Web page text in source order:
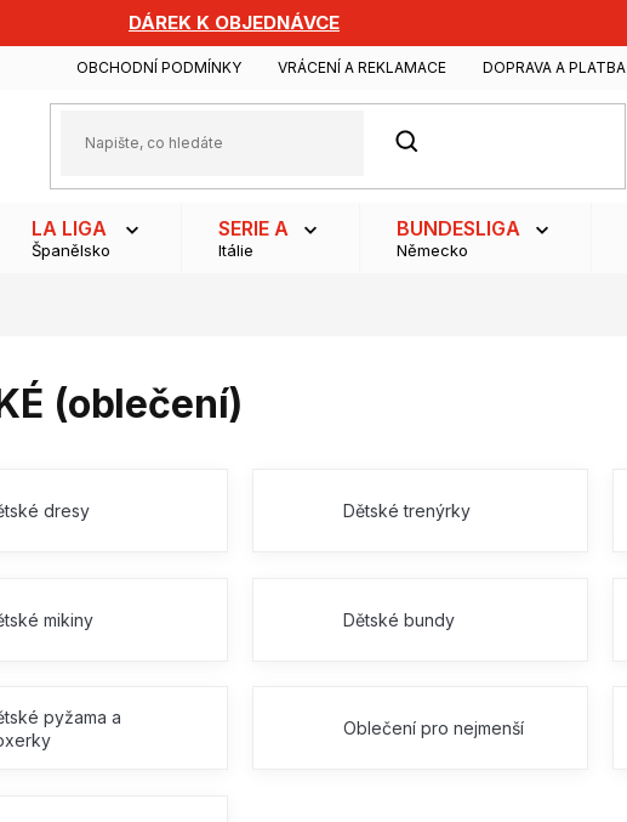
DÁREK K OBJEDNÁVCE
OBCHODNÍ PODMÍNKY VRÁCENÍ A REKLAMACE DOPRAVA A PLATBA
HLEDAT
LA LIGA
Španělsko
SERIE A
Itálie
BUNDESLIGA
Německo
(oblečení)
dresy Dětské trenýrky
mikiny Dětské bundy
pyžama a
Oblečení pro nejmenší